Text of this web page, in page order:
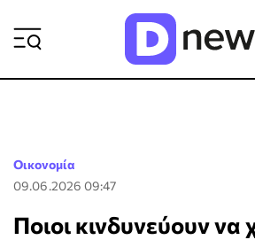
Οικονομία
09.06.2026 09:47
Ποιοι κινδυνεύουν να